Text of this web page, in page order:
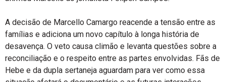
A decisão de Marcello Camargo reacende a tensão entre as
famílias e adiciona um novo capítulo à longa história de
desavença. O veto causa climão e levanta questões sobre a
reconciliação e o respeito entre as partes envolvidas. Fãs de
Hebe e da dupla sertaneja aguardam para ver como essa